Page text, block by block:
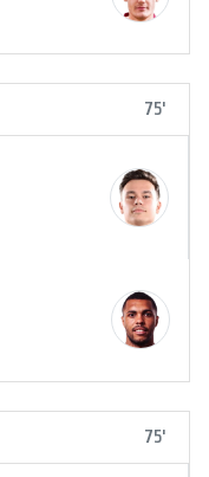
75'
75'